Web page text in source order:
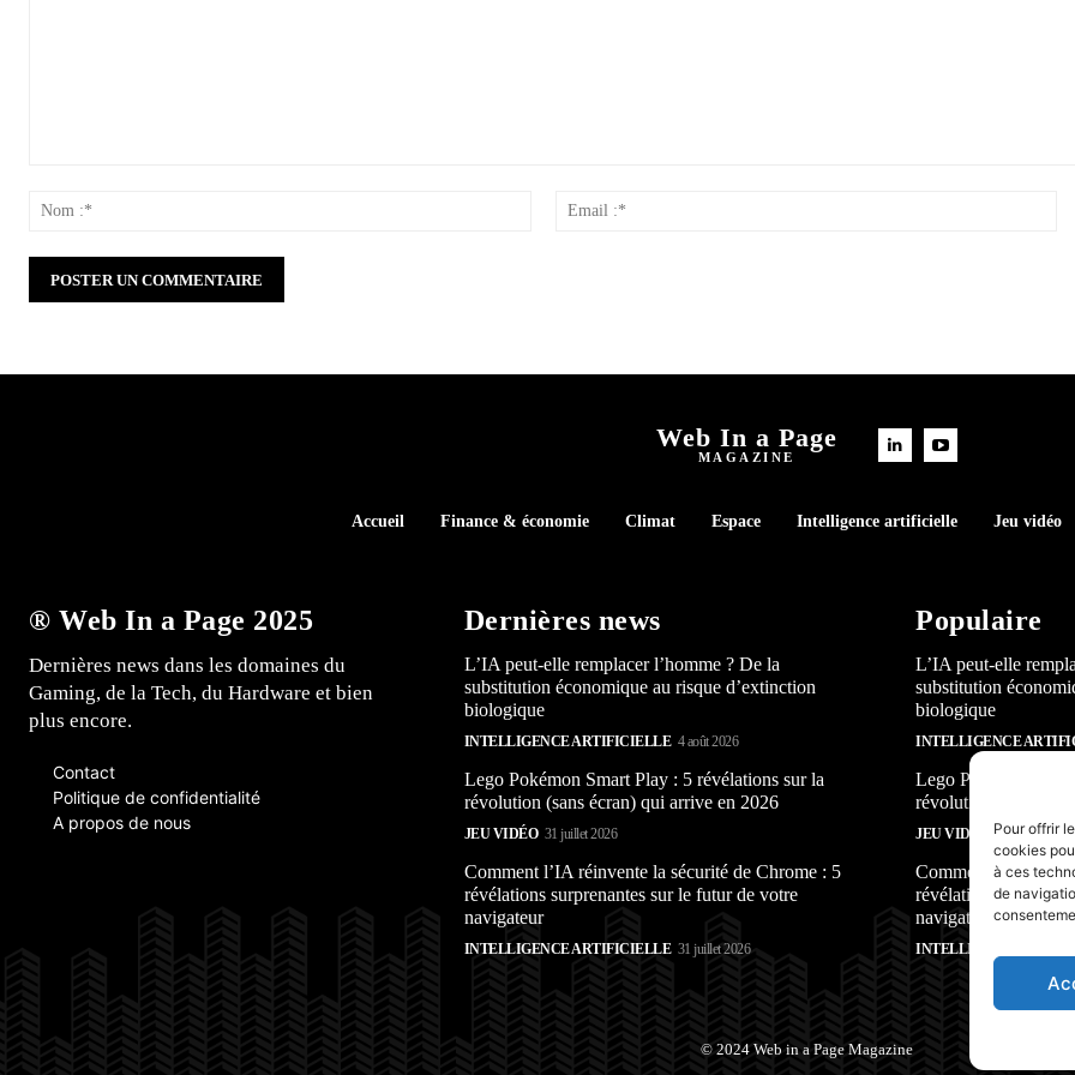
Pour offrir
cookies
à ces
de
Web In a Page
MAGAZINE
Accueil Finance & économie Climat Espace Intelligence artificielle Jeu vidéo
® Web In a Page 2025
Dernières news dans les domaines du
Gaming, de la Tech, du Hardware et bien
plus encore.
Contact
Politique de confidentialité
A propos de nous
Dernières news
L’IA peut-elle remplacer l’homme ? De la
substitution économique au risque d’extinction
biologique
INTELLIGENCE ARTIFICIELLE 4 août 2026
Lego Pokémon Smart Play : 5 révélations sur la
révolution (sans écran) qui arrive en 2026
JEU VIDÉO 31 juillet 2026
Comment l’IA réinvente la sécurité de Chrome : 5
révélations surprenantes sur le futur de votre
navigateur
INTELLIGENCE ARTIFICIELLE 31 juillet 2026
Populaire
L’IA peut-elle
substitution
biologique
INTELLIGENCE
Lego Pokémon
révolution (sans
JEU VIDÉO 31 juillet 2026
Comment l’IA
révélations
navigateur
INTELLIGENCE
© 2024 Web in a Page Magazine